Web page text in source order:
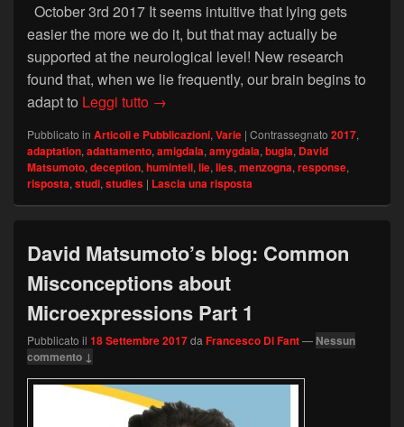
October 3rd 2017 It seems intuitive that lying gets
easier the more we do it, but that may actually be
supported at the neurological level! New research
found that, when we lie frequently, our brain begins to
adapt to Leggi tutto David Matsumoto’s blog: Adaptation
→
Pubblicato in Articoli e Pubblicazioni, Varie | Contrassegnato 2017,
adaptation, adattamento, amigdala, amygdala, bugia, David
Matsumoto, deception, humintell, lie, lies, menzogna, response,
risposta, studi, studies | Lascia una risposta
David Matsumoto’s blog: Common
Misconceptions about
Microexpressions Part 1
Pubblicato il 18 Settembre 2017da Francesco Di Fant— Nessun
commento ↓